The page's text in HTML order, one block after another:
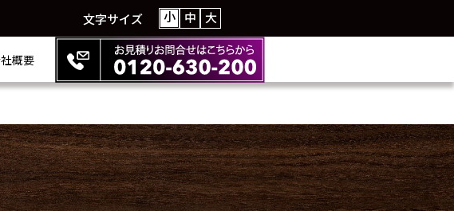
文字サイズ 小 中 大
概要